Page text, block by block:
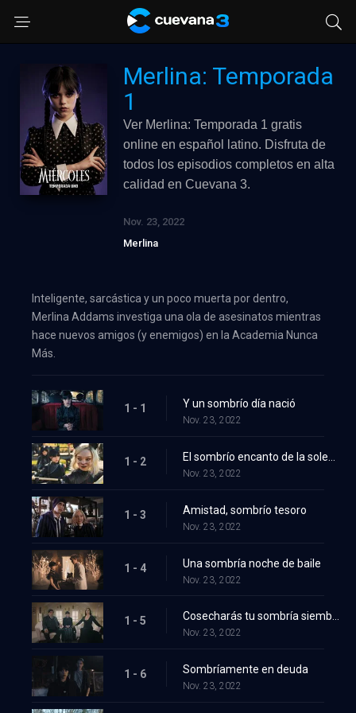
Merlina: Temporada
1
Ver Merlina: Temporada 1 gratis
online en español latino. Disfruta de
todos los episodios completos en alta
calidad en Cuevana 3.
Nov. 23, 2022
Merlina
Inteligente, sarcástica y un poco muerta por dentro,
Merlina Addams investiga una ola de asesinatos mientras
hace nuevos amigos (y enemigos) en la Academia Nunca
Más.
1 - 1 Y un sombrío día nació
Nov. 23, 2022
1 - 2
Nov. 23, 2022
1 - 3 Amistad, sombrío tesoro
Nov. 23, 2022
1 - 4 Una sombría noche de baile
Nov. 23, 2022
1 - 5 Cosecharás tu sombría siembra
Nov. 23, 2022
1 - 6 Sombríamente en deuda
Nov. 23, 2022